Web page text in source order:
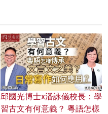
邱國光博士x潘詠儀校長：學
習古文有何意義？ 粵語怎樣